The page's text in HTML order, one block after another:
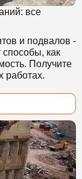
все
и подвалов -
способы, как
Получите
работах.